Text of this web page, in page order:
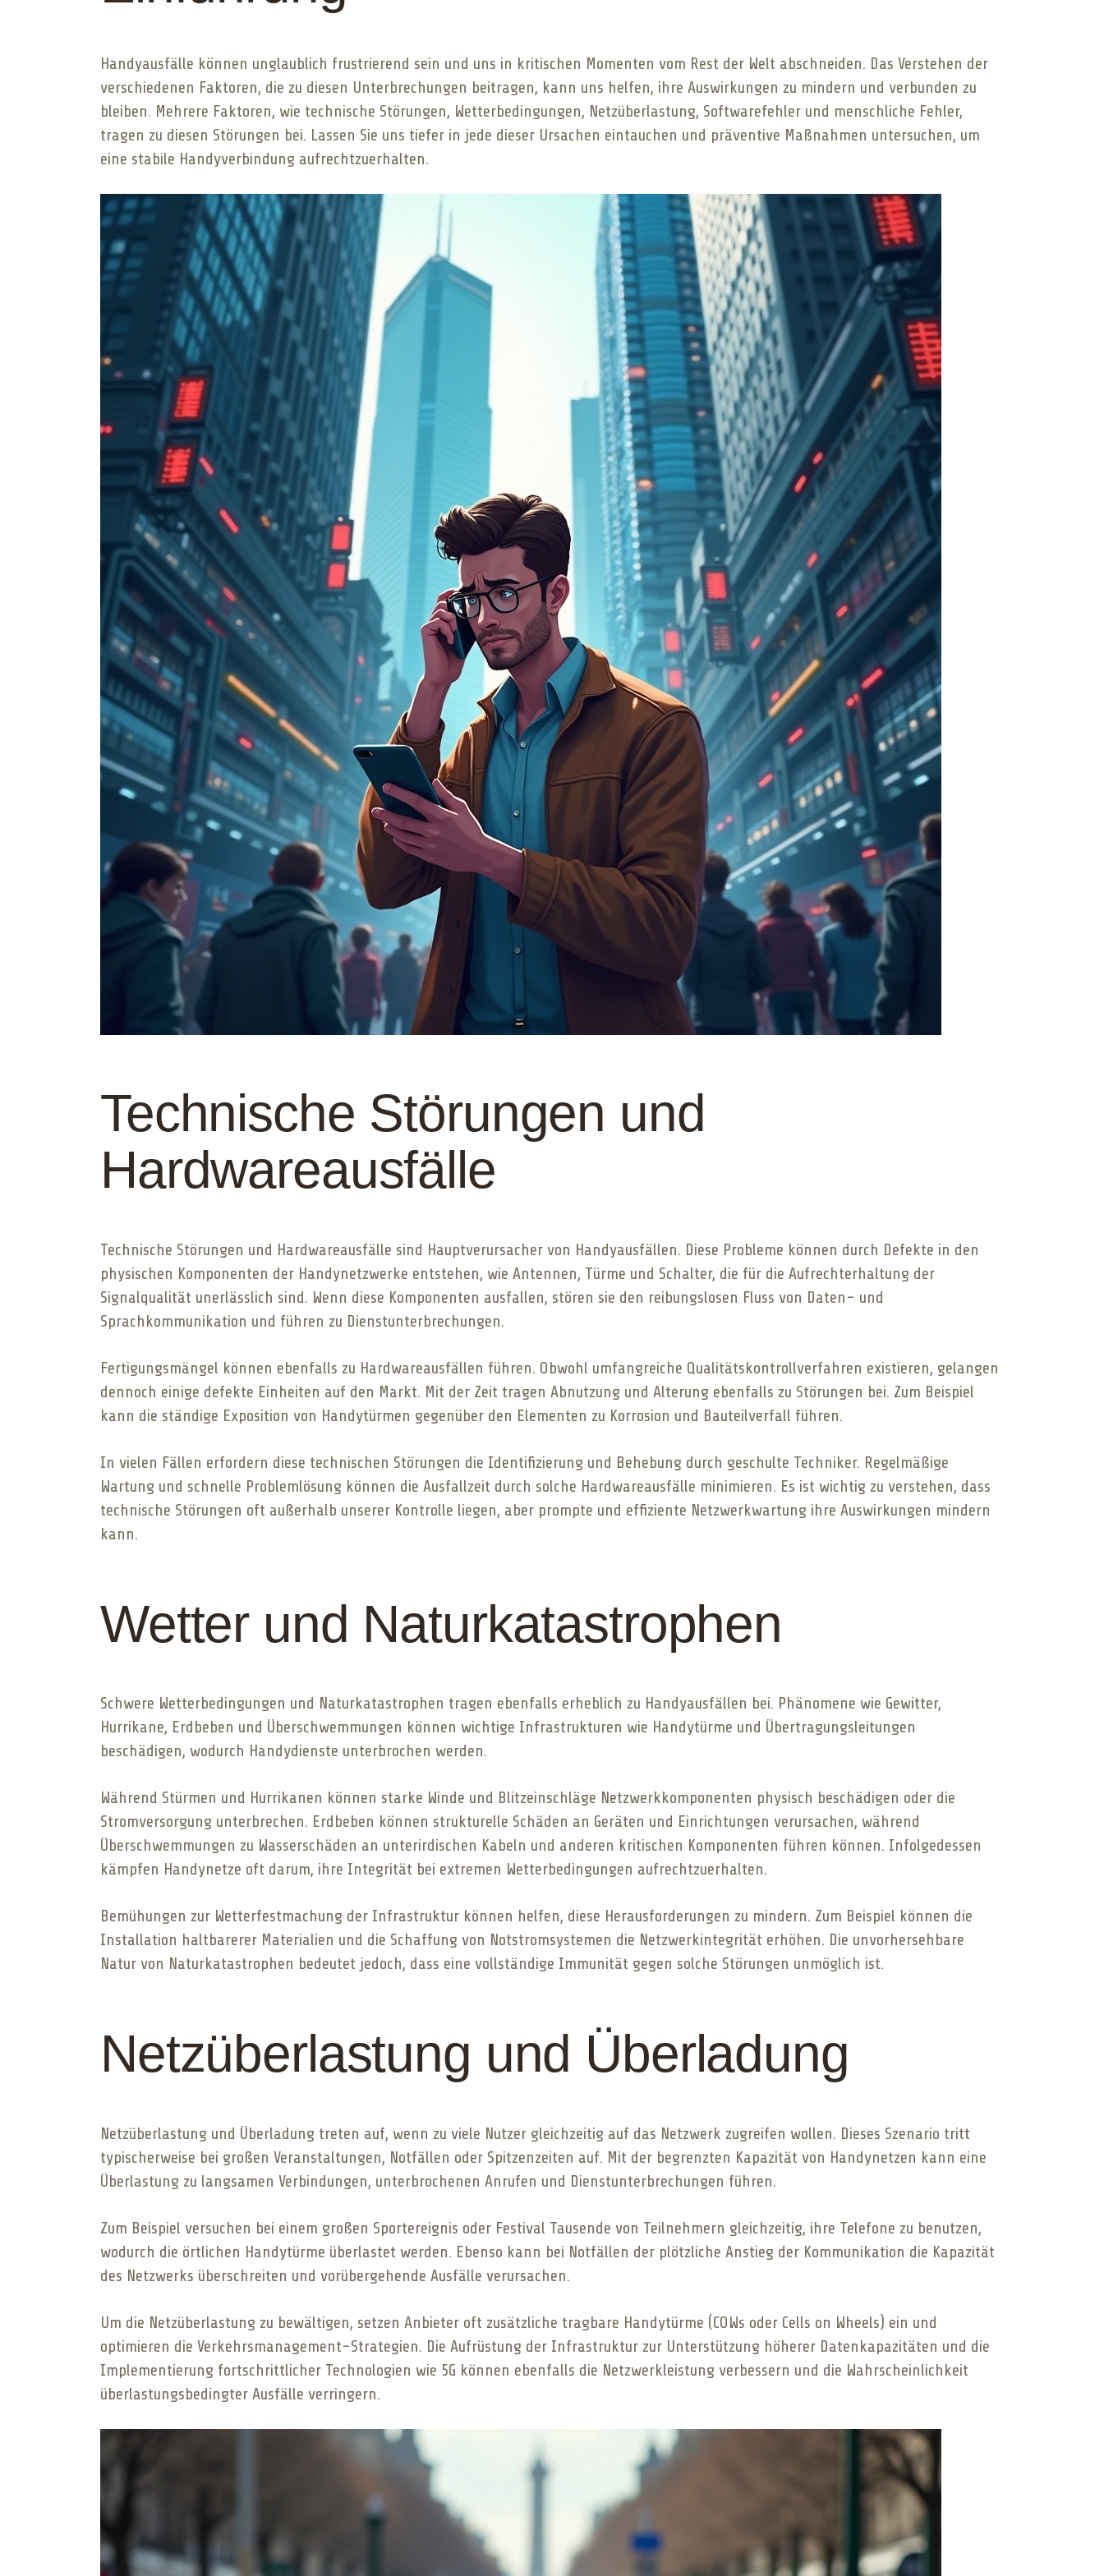
Handyausfälle können unglaublich frustrierend sein und uns in kritischen Momenten vom Rest der Welt abschneiden. Das Verstehen der
verschiedenen Faktoren, die zu diesen Unterbrechungen beitragen, kann uns helfen, ihre Auswirkungen zu mindern und verbunden zu
bleiben. Mehrere Faktoren, wie technische Störungen, Wetterbedingungen, Netzüberlastung, Softwarefehler und menschliche Fehler,
tragen zu diesen Störungen bei. Lassen Sie uns tiefer in jede dieser Ursachen eintauchen und präventive Maßnahmen untersuchen, um
eine stabile Handyverbindung aufrechtzuerhalten.
Technische Störungen und
Hardwareausfälle
Technische Störungen und Hardwareausfälle sind Hauptverursacher von Handyausfällen. Diese Probleme können durch Defekte in den
physischen Komponenten der Handynetzwerke entstehen, wie Antennen, Türme und Schalter, die für die Aufrechterhaltung der
Signalqualität unerlässlich sind. Wenn diese Komponenten ausfallen, stören sie den reibungslosen Fluss von Daten- und
Sprachkommunikation und führen zu Dienstunterbrechungen.
Fertigungsmängel können ebenfalls zu Hardwareausfällen führen. Obwohl umfangreiche Qualitätskontrollverfahren existieren, gelangen
dennoch einige defekte Einheiten auf den Markt. Mit der Zeit tragen Abnutzung und Alterung ebenfalls zu Störungen bei. Zum Beispiel
kann die ständige Exposition von Handytürmen gegenüber den Elementen zu Korrosion und Bauteilverfall führen.
In vielen Fällen erfordern diese technischen Störungen die Identifizierung und Behebung durch geschulte Techniker. Regelmäßige
Wartung und schnelle Problemlösung können die Ausfallzeit durch solche Hardwareausfälle minimieren. Es ist wichtig zu verstehen, dass
technische Störungen oft außerhalb unserer Kontrolle liegen, aber prompte und effiziente Netzwerkwartung ihre Auswirkungen mindern
kann.
Wetter und Naturkatastrophen
Schwere Wetterbedingungen und Naturkatastrophen tragen ebenfalls erheblich zu Handyausfällen bei. Phänomene wie Gewitter,
Hurrikane, Erdbeben und Überschwemmungen können wichtige Infrastrukturen wie Handytürme und Übertragungsleitungen
beschädigen, wodurch Handydienste unterbrochen werden.
Während Stürmen und Hurrikanen können starke Winde und Blitzeinschläge Netzwerkkomponenten physisch beschädigen oder die
Stromversorgung unterbrechen. Erdbeben können strukturelle Schäden an Geräten und Einrichtungen verursachen, während
Überschwemmungen zu Wasserschäden an unterirdischen Kabeln und anderen kritischen Komponenten führen können. Infolgedessen
kämpfen Handynetze oft darum, ihre Integrität bei extremen Wetterbedingungen aufrechtzuerhalten.
Bemühungen zur Wetterfestmachung der Infrastruktur können helfen, diese Herausforderungen zu mindern. Zum Beispiel können die
Installation haltbarerer Materialien und die Schaffung von Notstromsystemen die Netzwerkintegrität erhöhen. Die unvorhersehbare
Natur von Naturkatastrophen bedeutet jedoch, dass eine vollständige Immunität gegen solche Störungen unmöglich ist.
Netzüberlastung und Überladung
Netzüberlastung und Überladung treten auf, wenn zu viele Nutzer gleichzeitig auf das Netzwerk zugreifen wollen. Dieses Szenario tritt
typischerweise bei großen Veranstaltungen, Notfällen oder Spitzenzeiten auf. Mit der begrenzten Kapazität von Handynetzen kann eine
Überlastung zu langsamen Verbindungen, unterbrochenen Anrufen und Dienstunterbrechungen führen.
Zum Beispiel versuchen bei einem großen Sportereignis oder Festival Tausende von Teilnehmern gleichzeitig, ihre Telefone zu benutzen,
wodurch die örtlichen Handytürme überlastet werden. Ebenso kann bei Notfällen der plötzliche Anstieg der Kommunikation die Kapazität
des Netzwerks überschreiten und vorübergehende Ausfälle verursachen.
Um die Netzüberlastung zu bewältigen, setzen Anbieter oft zusätzliche tragbare Handytürme (COWs oder Cells on Wheels) ein und
optimieren die Verkehrsmanagement-Strategien. Die Aufrüstung der Infrastruktur zur Unterstützung höherer Datenkapazitäten und die
Implementierung fortschrittlicher Technologien wie 5G können ebenfalls die Netzwerkleistung verbessern und die Wahrscheinlichkeit
überlastungsbedingter Ausfälle verringern.